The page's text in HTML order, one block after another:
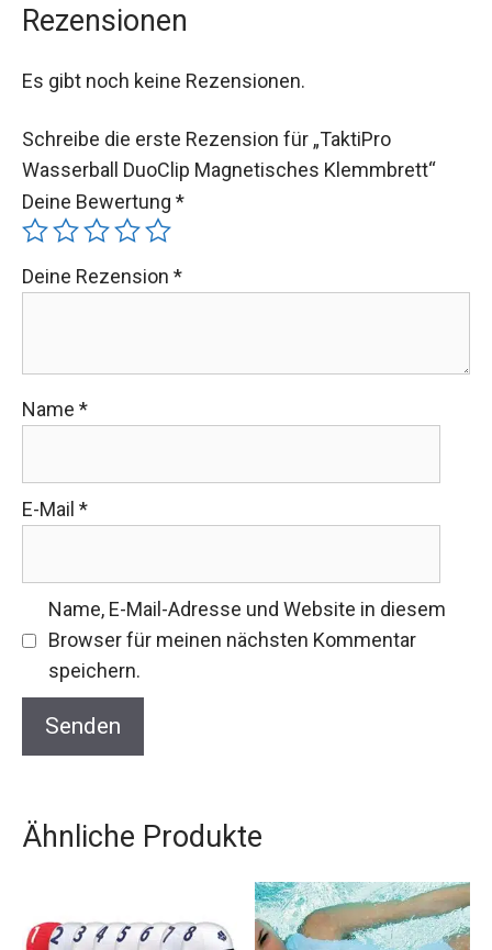
Rezensionen
Es gibt noch keine Rezensionen.
Schreibe die erste Rezension für „TaktiPro
Wasserball DuoClip Magnetisches Klemmbrett“
Deine Bewertung *
Deine Rezension *
Name *
E-Mail *
Name, E-Mail-Adresse und Website in diesem
Browser für meinen nächsten Kommentar
speichern.
Ähnliche Produkte